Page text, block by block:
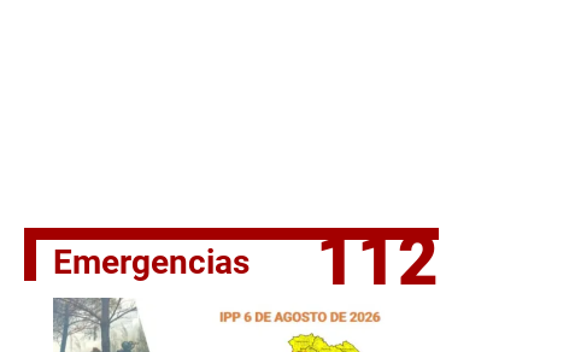
El jefe del Ejecutivo castellanomanchego, Emiliano García-
Emergencias 112